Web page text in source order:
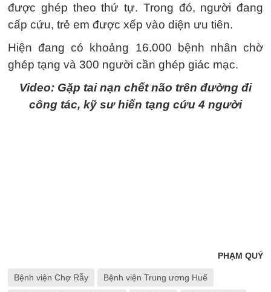
được ghép theo thứ tự. Trong đó, người đang
cấp cứu, trẻ em được xếp vào diện ưu tiên.
Hiện đang có khoảng 16.000 bệnh nhân chờ
ghép tạng và 300 người cần ghép giác mạc.
Video: Gặp tai nạn chết não trên đường đi
công tác, kỹ sư hiến tạng cứu 4 người
PHẠM QUÝ
Bệnh viện Chợ Rẫy Bệnh viện Trung ương Huế